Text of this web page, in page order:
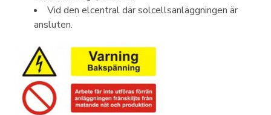
Vid den elcentral där solcellsanläggningen är
ansluten.